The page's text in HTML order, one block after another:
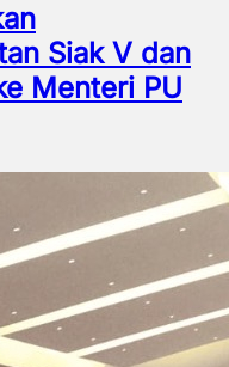
Siak V dan
Menteri PU